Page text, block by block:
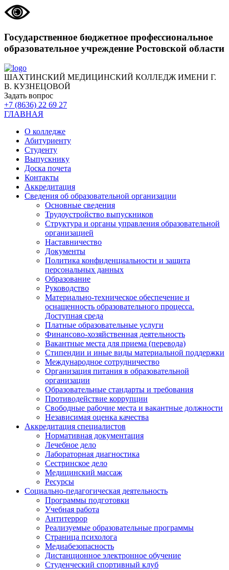
Государственное бюджетное профессиональное
образовательное учреждение Ростовской области
ШАХТИНСКИЙ МЕДИЦИНСКИЙ КОЛЛЕДЖ ИМЕНИ Г.
В. КУЗНЕЦОВОЙ
Задать вопрос
+7 (8636) 22 69 27
ГЛАВНАЯ
О колледже
Абитуриенту
Студенту
Выпускнику
Доска почета
Контакты
Аккредитация
Сведения об образовательной организации
Основные сведения
Трудоустройство выпускников
Структура и органы управления образовательной
организацией
Наставничество
Документы
Политика конфиденциальности и защита
персональных данных
Образование
Руководство
Материально-техническое обеспечение и
оснащенность образовательного процесса.
Доступная среда
Платные образовательные услуги
Финансово-хозяйственная деятельность
Вакантные места для приема (перевода)
Стипендии и иные виды материальной поддержки
Международное сотрудничество
Организация питания в образовательной
организации
Образовательные стандарты и требования
Противодействие коррупции
Свободные рабочие места и вакантные должности
Независимая оценка качества
Аккредитация специалистов
Нормативная документация
Лечебное дело
Лабораторная диагностика
Сестринское дело
Медицинский массаж
Ресурсы
Социально-педагогическая деятельность
Программы подготовки
Учебная работа
Антитеррор
Реализуемые образовательные программы
Страница психолога
Медиабезопасность
Дистанционное электронное обучение
Студенческий спортивный клуб